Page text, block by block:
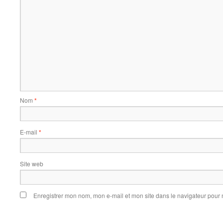
Nom *
E-mail *
Site web
Enregistrer mon nom, mon e-mail et mon site dans le navigateur